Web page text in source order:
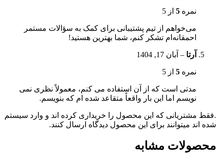
نمره 5 از 5
می‌خواهم از تیم پشتیبانی برای کمک به سؤالات مستمر
احمقانه‌ام تشکر کنم، شما بهترین هستید!
آرتا – آبان 17, 1404
نمره 5 از 5
مدتی است که از آن استفاده می کنم، معمولاً نظری نمی
نویسم اما این بار واقعاً متقاعد شده ام که بنویسم.
.فقط مشتریانی که این محصول را خریداری کرده اند و وارد سیستم
شده اند میتوانند برای این محصول دیدگاه ارسال کنند.
محصولات مشابه